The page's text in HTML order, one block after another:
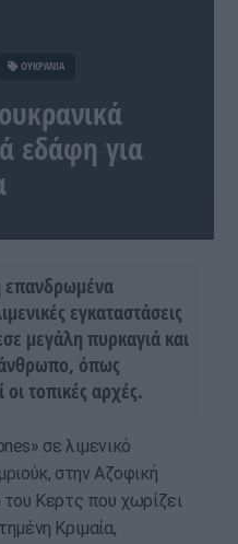
ΟΥΚΡΑΝΙΑ
εδάφη για
επανδρωμένα
εγκαταστάσεις
μεγάλη πυρκαγιά και
άνθρωπο, όπως
τοπικές αρχές.
σε λιμενικό
στην Αζοφική
Κερτς που χωρίζει
Κριμαία,